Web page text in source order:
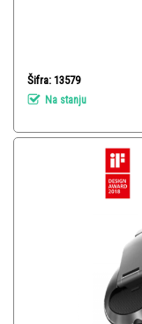
Šifra: 13579
Na stanju